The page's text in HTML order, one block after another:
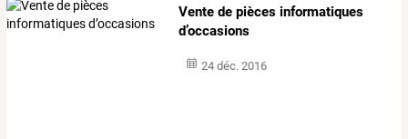
Vente de pièces informatiques
d’occasions
24 déc. 2016